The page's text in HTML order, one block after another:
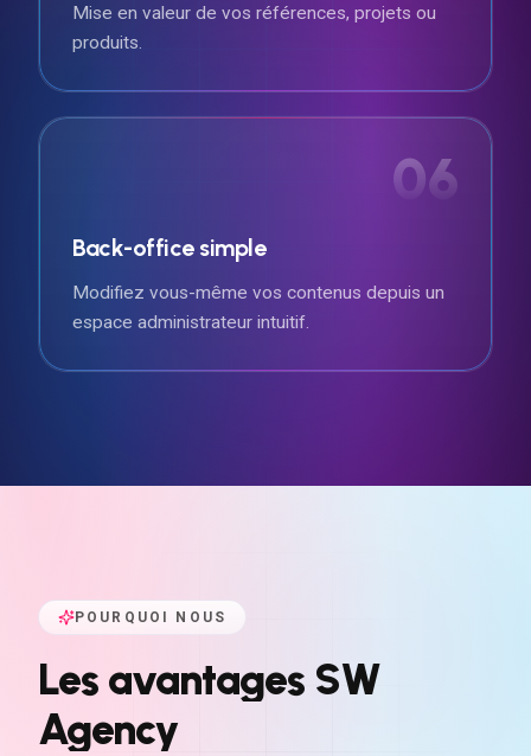
Mise en valeur de vos références, projets ou
produits.
06
Back-office simple
Modifiez vous-même vos contenus depuis un
espace administrateur intuitif.
POURQUOI NOUS
Les avantages SW
Agency